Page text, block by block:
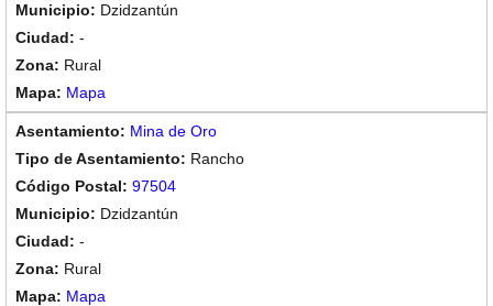
Dzidzantún
-
Rural
Mapa
Mina de Oro
Rancho
97504
Dzidzantún
-
Rural
Mapa